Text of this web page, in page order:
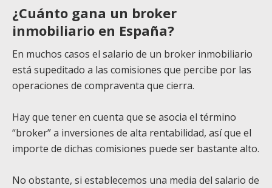
¿Cuánto gana un broker
inmobiliario en España?
En muchos casos el salario de un broker inmobiliario
está supeditado a las comisiones que percibe por las
operaciones de compraventa que cierra.
Hay que teneren cuenta que se asocia el término
“broker” a inversiones de alta rentabilidad, así que el
importe de dichas comisiones puede ser bastante alto.
No obstante, si establecemos una media del salario de